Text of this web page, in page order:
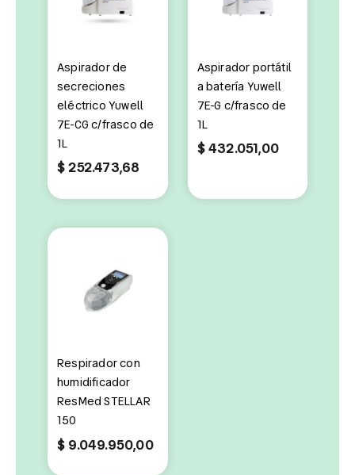
Aspirador de
secreciones
eléctrico Yuwell
7E-CG c/frasco de
1L
$252.473,68
Aspirador portátil
a batería Yuwell
7E-G c/frasco de
1L
$432.051,00
Respirador con
humidificador
ResMed STELLAR
150
$9.049.950,00